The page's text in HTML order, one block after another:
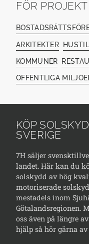
FÖR
ARKITEKTER
KOMMUNER
OFFENTLIGA
KÖP
SVERIGE
7H säljer
landet. Här kan du
solskydd av hög
motoriserade
mestadels inom
Götalandsregionen.
oss även på längre
hjälp så hör gärna